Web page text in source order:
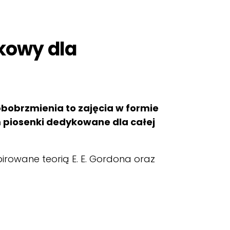
dla
to zajęcia w formie
dedykowane dla całej
teorią E. E. Gordona oraz